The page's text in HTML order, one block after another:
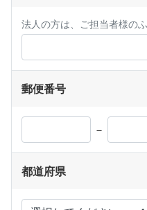
法人の方は、ご担当者様の
郵便番号
－
都道府県